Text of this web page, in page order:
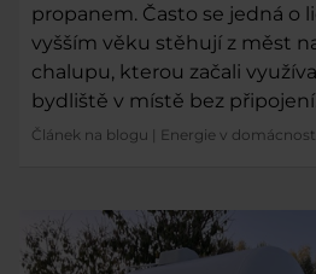
propanem. Často se jedná o
vyšším věku stěhují z měst
chalupu, kterou začali
bydliště v místě bez
Článek na blogu | Energie v